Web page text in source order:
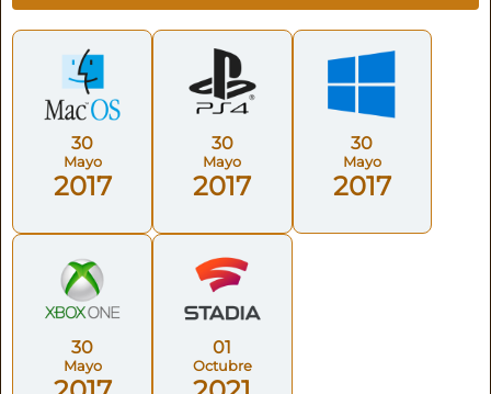
30
Mayo
2017
30
Mayo
2017
30
Mayo
2017
30
Mayo
01
Octubre